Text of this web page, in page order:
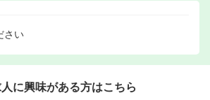
さい
に興味がある方はこちら